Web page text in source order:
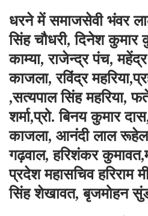
धरने में समाजसेवी भंवर
सिंह चौधरी, दिनेश कुमार
काम्या, राजेन्द्र पंच,
काजला, रविंद्र
,सत्यपाल सिंह महरिया,
शर्मा,प्रो. बिनय कुमार
काजला, आनंदी लाल रूहेला,
गढ़वाल, हरिशंकर
प्रदेश महासचिव हरिराम
सिंह शेखावत, बृजमोहन